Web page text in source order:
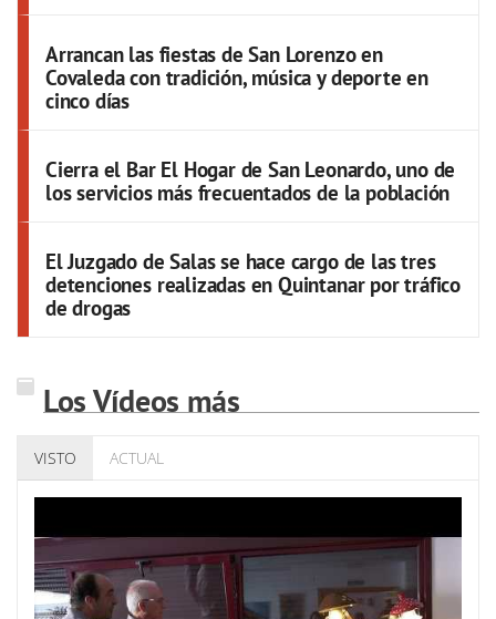
Arrancan las fiestas de San Lorenzo en
Covaleda con tradición, música y deporte en
cinco días
Cierra el Bar El Hogar de San Leonardo, uno de
los servicios más frecuentados de la población
El Juzgado de Salas se hace cargo de las tres
detenciones realizadas en Quintanar por tráfico
de drogas
Los Vídeos más
VISTO ACTUAL